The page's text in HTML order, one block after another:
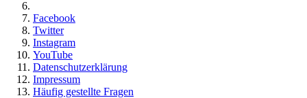
Facebook
Twitter
Instagram
YouTube
Datenschutzerklärung
Impressum
Häufig gestellte Fragen